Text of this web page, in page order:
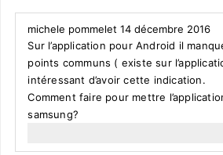
michele pommelet 14 décembre 2016
Sur l’application pour Android il
points communs ( existe sur
intéressant d’avoir cette indication.
Comment faire pour mettre
samsung?